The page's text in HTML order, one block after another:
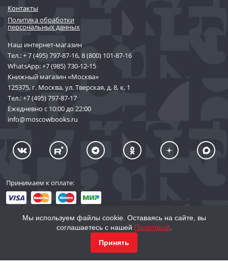
Контакты
Политика обработки
персональных данных
Наш интернет-магазин
Тел.:+ 7 (495) 797-87-16,8 (800) 101-87-16
WhatsApp:+7 (985) 730-12-15
Книжный магазин «Москва»
125375, г. Москва, ул. Тверская, д. 8, к. 1
Тел.:+7 (495) 797-87-17
Ежедневно с 10:00 до 22:00
info@moscowbooks.ru
Принимаем к оплате:
© 2002–2026 «Торговый Дом Книги «МОСКВА»
Мы используем файлы cookie. Оставаясь на сайте, вы
соглашаетесь с нашей Политикой
Принять